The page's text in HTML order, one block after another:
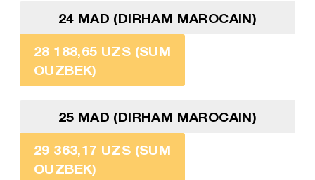
24 MAD (DIRHAM MAROCAIN)
28 188,65 UZS (SUM
OUZBEK)
25 MAD (DIRHAM MAROCAIN)
29 363,17 UZS (SUM
OUZBEK)